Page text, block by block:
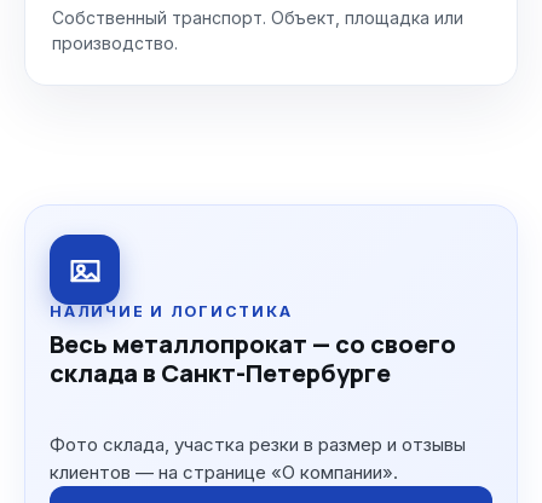
Собственный транспорт. Объект, площадка или
производство.
НАЛИЧИЕ И ЛОГИСТИКА
Весь металлопрокат — со своего
склада в Санкт-Петербурге
Фото склада, участка резки в размер и отзывы
клиентов — на странице «О компании».